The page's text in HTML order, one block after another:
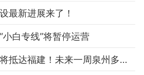
最新进展来了！
白专线”将暂停运营
大雨、暴雨！即将抵达福建！未来一周泉州多降水